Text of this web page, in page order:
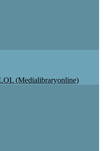
(Medialibraryonline)